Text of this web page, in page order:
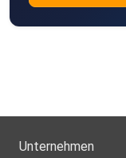
Unternehmen